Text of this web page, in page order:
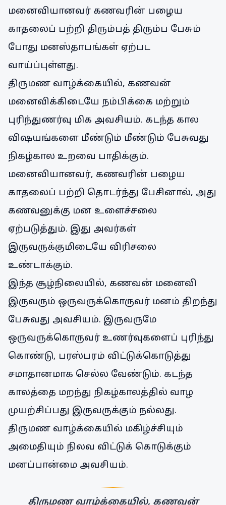
மனைவியானவர் கணவரின் பழைய
காதலைப் பற்றி திரும்பத் திரும்ப பேசும்
போது மனஸ்தாபங்கள் ஏற்பட
வாய்ப்புள்ளது.
திருமண வாழ்க்கையில், கணவன்
மனைவிக்கிடையே நம்பிக்கை மற்றும்
புரிந்துணர்வு மிக அவசியம். கடந்த கால
விஷயங்களை மீண்டும் மீண்டும் பேசுவது
நிகழ்கால உறவை பாதிக்கும்.
மனைவியானவர், கணவரின் பழைய
காதலைப் பற்றி தொடர்ந்து பேசினால், அது
கணவனுக்கு மன உளைச்சலை
ஏற்படுத்தும். இது அவர்கள்
இருவருக்குமிடையே விரிசலை
உண்டாக்கும்.
இந்த சூழ்நிலையில், கணவன் மனைவி
இருவரும் ஒருவருக்கொருவர் மனம் திறந்து
பேசுவது அவசியம். இருவருமே
ஒருவருக்கொருவர் உணர்வுகளைப் புரிந்து
கொண்டு, பரஸ்பரம் விட்டுக்கொடுத்து
சமாதானமாக செல்ல வேண்டும். கடந்த
காலத்தை மறந்து நிகழ்காலத்தில் வாழ
முயற்சிப்பது இருவருக்கும் நல்லது.
திருமண வாழ்க்கையில் மகிழ்ச்சியும்
அமைதியும் நிலவ விட்டுக் கொடுக்கும்
மனப்பான்மை அவசியம்.
திருமண வாழ்க்கையில், கணவன்